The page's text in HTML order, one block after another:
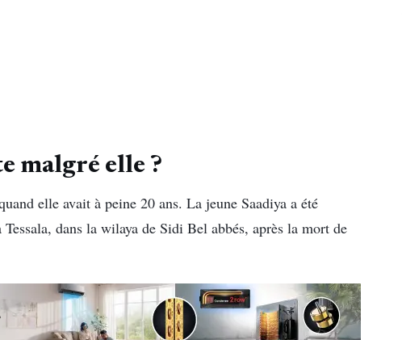
malgré elle ?
elle avait à peine 20 ans. La jeune Saadiya a été
dans la wilaya de Sidi Bel abbés, après la mort de